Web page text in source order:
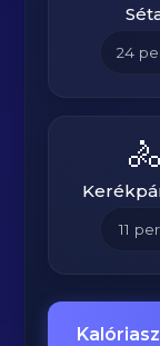
24
🚴
11